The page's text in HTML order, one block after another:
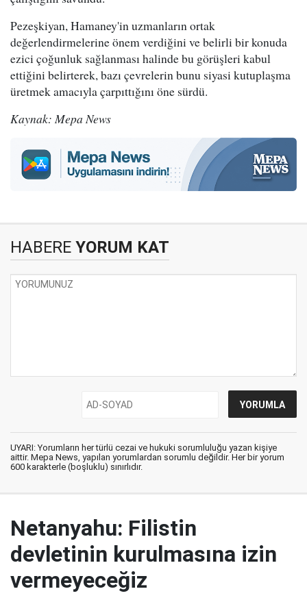
Pezeşkiyan, Hamaney'in uzmanların ortak
değerlendirmelerine önem verdiğini ve belirli bir konuda
ezici çoğunluk sağlanması halinde bu görüşleri kabul
ettiğini belirterek, bazı çevrelerin bunu siyasi kutuplaşma
üretmek amacıyla çarpıttığını öne sürdü.
Kaynak: Mepa News
HABERE YORUM KAT
UYARI: Yorumların her türlü cezai ve hukuki sorumluluğu yazan kişiye
aittir. Mepa News, yapılan yorumlardan sorumlu değildir. Her bir yorum
600 karakterle (boşluklu) sınırlıdır.
Netanyahu: Filistin
devletinin kurulmasına izin
vermeyeceğiz